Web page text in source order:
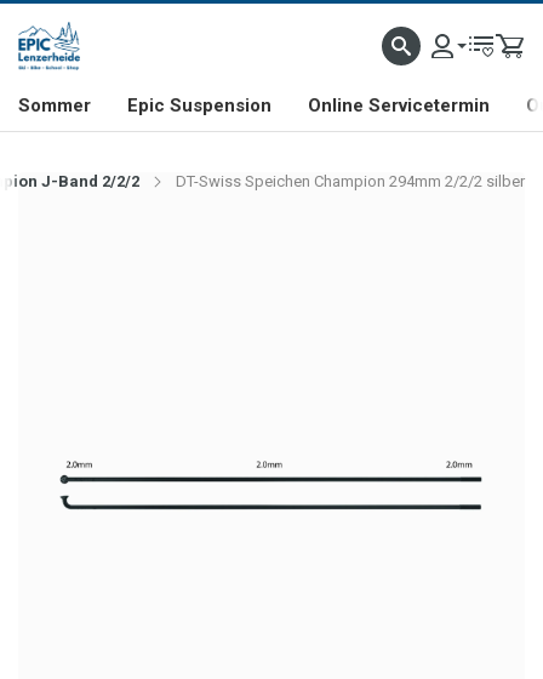
& FREERIDE-SPEZIALIST SCHWEIZER FIRMA SHOP & SHOWROOM IN
Sommer Epic Suspension Online Servicetermin
J-Band 2/2/2 DT-Swiss Speichen Champion 294mm 2/2/2 silber